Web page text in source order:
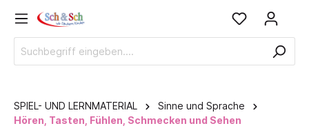
SPIEL- UND LERNMATERIAL
Sinne und Sprache
Hören, Tasten, Fühlen, Schmecken und Sehen